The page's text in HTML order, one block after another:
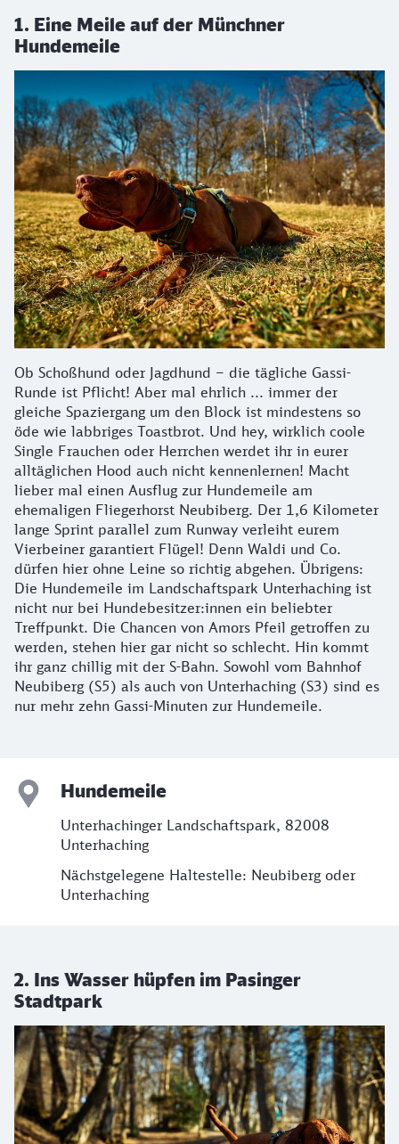
1. Eine Meile auf der Münchner
Hundemeile
Ob Schoßhund oder Jagdhund – die tägliche Gassi-
Runde ist Pflicht! Aber mal ehrlich ... immer der
gleiche Spaziergang um den Block ist mindestens so
öde wie labbriges Toastbrot. Und hey, wirklich coole
Single Frauchen oder Herrchen werdet ihr in eurer
alltäglichen Hood auch nicht kennenlernen! Macht
lieber mal einen Ausflug zur Hundemeile am
ehemaligen Fliegerhorst Neubiberg. Der 1,6 Kilometer
lange Sprint parallel zum Runway verleiht eurem
Vierbeiner garantiert Flügel! Denn Waldi und Co.
dürfen hier ohne Leine so richtig abgehen. Übrigens:
Die Hundemeile im Landschaftspark Unterhaching ist
nicht nur bei Hundebesitzer:innen ein beliebter
Treffpunkt. Die Chancen von Amors Pfeil getroffen zu
werden, stehen hier gar nicht so schlecht. Hin kommt
ihr ganz chillig mit der S-Bahn. Sowohl vom Bahnhof
Neubiberg (S5) als auch von Unterhaching (S3) sind es
nur mehr zehn Gassi-Minuten zur Hundemeile.
Hundemeile
Unterhachinger Landschaftspark, 82008
Unterhaching
Nächstgelegene Haltestelle: Neubiberg oder
Unterhaching
2. Ins Wasser hüpfen im Pasinger
Stadtpark